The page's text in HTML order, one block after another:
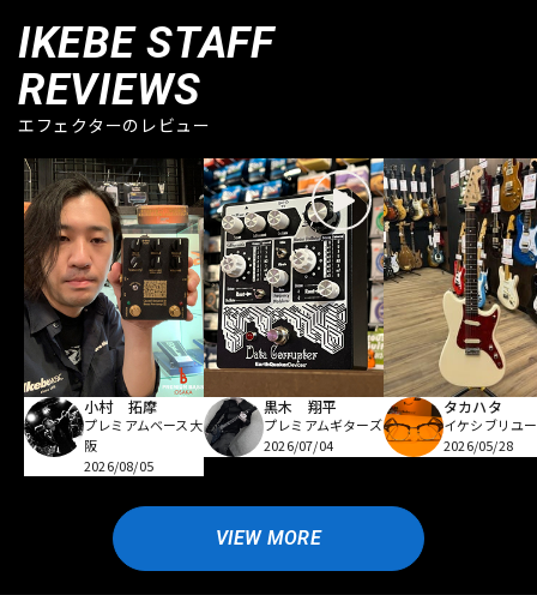
IKEBE STAFF
REVIEWS
エフェクターのレビュー
小村 拓摩
プレミアムベース大
阪
2026/08/05
黒木 翔平
プレミアムギターズ
2026/07/04
タカハタ
イケシブリユ
2026/05/28
VIEW MORE